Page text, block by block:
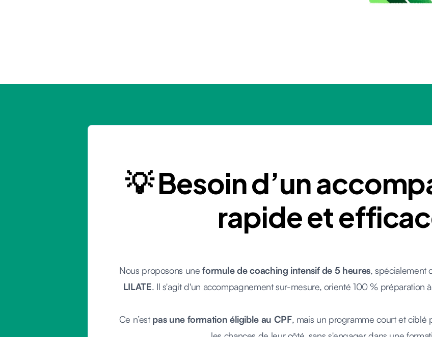
💡 Besoin d’un
rapide et
Nous proposons uneformule de coaching intensif de 5 heures, spécialement
LILATE. Il s'agit d'un accompagnement sur-mesure, orienté 100 % préparation
Ce n’est pas une formation éligible au CPF, mais un programme court et ciblé